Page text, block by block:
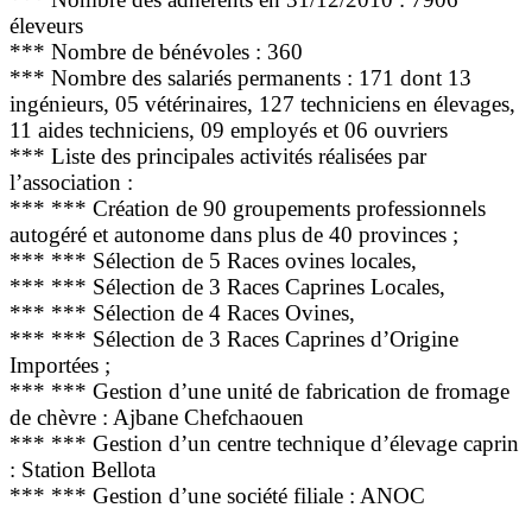
éleveurs
*** Nombre de bénévoles : 360
*** Nombre des salariés permanents : 171 dont 13
ingénieurs, 05 vétérinaires, 127 techniciens en élevages,
11 aides techniciens, 09 employés et 06 ouvriers
*** Liste des principales activités réalisées par
l’association :
*** *** Création de 90 groupements professionnels
autogéré et autonome dans plus de 40 provinces ;
*** *** Sélection de 5 Races ovines locales,
*** *** Sélection de 3 Races Caprines Locales,
*** *** Sélection de 4 Races Ovines,
*** *** Sélection de 3 Races Caprines d’Origine
Importées ;
*** *** Gestion d’une unité de fabrication de fromage
de chèvre : Ajbane Chefchaouen
*** *** Gestion d’un centre technique d’élevage caprin
: Station Bellota
*** *** Gestion d’une société filiale : ANOC